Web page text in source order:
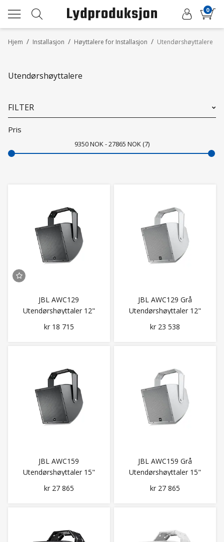
0
/
Hjem /
Installasjon /
Høyttalere for Installasjon Utendørshøyttalere
Utendørshøyttalere
FILTER
Pris
9350NOK 27865 NOK 7
JBL AWC129
Utendørshøyttaler 12"
Coax 90x90
kr 18 715
JBL AWC129 Grå
Utendørshøyttaler 12"
Coax 90x90
kr 23 538
JBL AWC159
Utendørshøyttaler 15"
Coax 90x90
kr 27 865
JBL AWC159 Grå
Utendørshøyttaler 15"
Coax 90x90
kr 27 865